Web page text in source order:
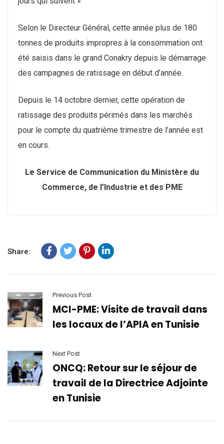
Selon le Directeur Général, cette année plus de 180
tonnes de produits impropres à la consommation ont
été saisis dans le grand Conakry depuis le démarrage
des campagnes de ratissage en début d’année.
Depuis le 14 octobre dernier, cette opération de
ratissage des produits périmés dans les marchés
pour le compte du quatrième trimestre de l’année est
en cours.
Le Service de Communication du Ministère du
Commerce, de l’Industrie et des PME
Share:
Previous Post
MCI-PME: Visite de travail dans
les locaux de l’APIA en Tunisie
Next Post
ONCQ: Retour sur le séjour de
travail de la Directrice Adjointe
en Tunisie